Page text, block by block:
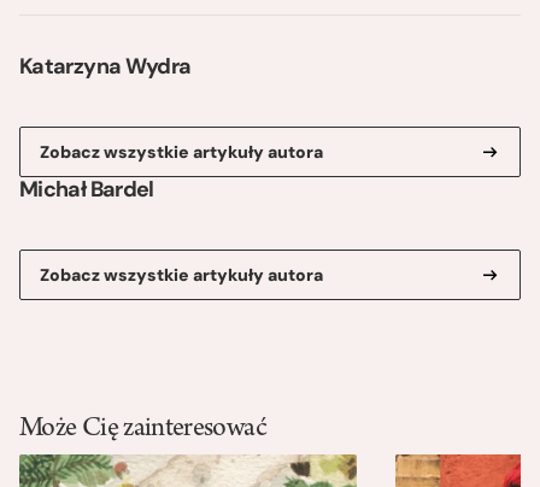
Katarzyna Wydra
Zobacz wszystkie artykuły autora
Michał Bardel
Zobacz wszystkie artykuły autora
Może Cię zainteresować